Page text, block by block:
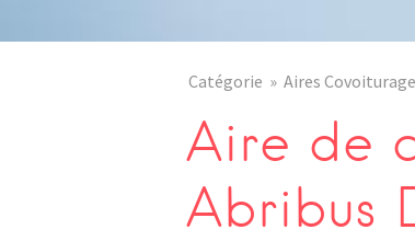
Catégorie Aires Covoiturage
Aire de
Abribus